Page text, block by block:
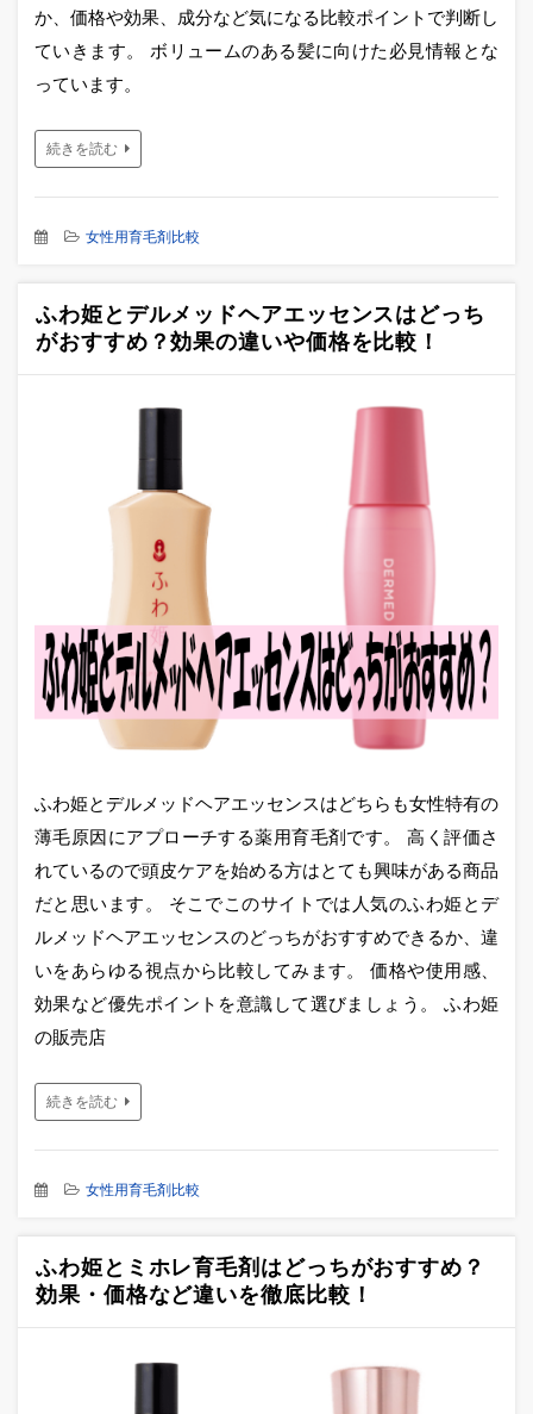
か、価格や効果、成分など気になる比較ポイントで判断し
ていきます。 ボリュームのある髪に向けた必見情報とな
っています。
続きを読む
女性用育毛剤比較
ふわ姫とデルメッドヘアエッセンスはどっち
がおすすめ？効果の違いや価格を比較！
ふわ姫とデルメッドヘアエッセンスはどちらも女性特有の
薄毛原因にアプローチする薬用育毛剤です。 高く評価さ
れているので頭皮ケアを始める方はとても興味がある商品
だと思います。 そこでこのサイトでは人気のふわ姫とデ
ルメッドヘアエッセンスのどっちがおすすめできるか、違
いをあらゆる視点から比較してみます。 価格や使用感、
効果など優先ポイントを意識して選びましょう。 ふわ姫
の販売店
続きを読む
女性用育毛剤比較
ふわ姫とミホレ育毛剤はどっちがおすすめ？
効果・価格など違いを徹底比較！